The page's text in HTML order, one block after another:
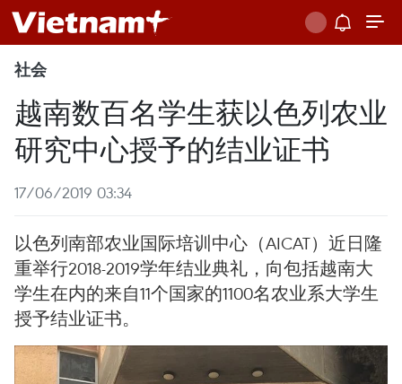
社会
越南数百名学生获以色列农业
研究中心授予的结业证书
17/06/2019 03:34
以色列南部农业国际培训中心（AICAT）近日隆
重举行2018-2019学年结业典礼，向包括越南大
学生在内的来自11个国家的1100名农业系大学生
授予结业证书。